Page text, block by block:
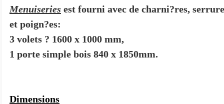
Menuiseries est fourni avec de charni?res,
et poign?es:
3 volets ? 1600 x 1000 mm,
1 porte simple bois 840 x 1850mm.
Dimensions